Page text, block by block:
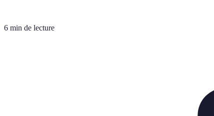
6 min de lecture